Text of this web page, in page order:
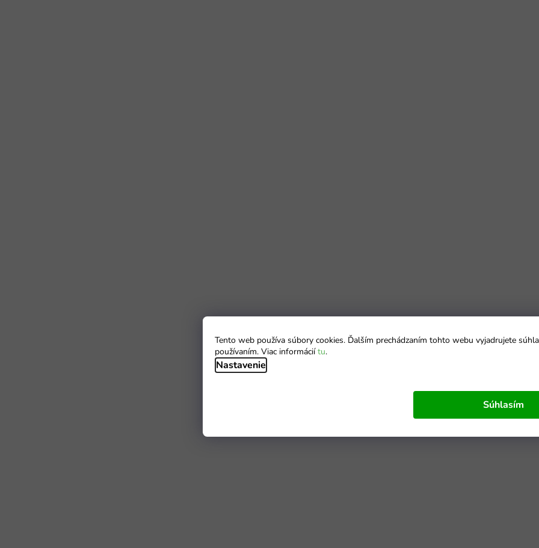
Tento web používa súbory cookies. Ďalším prechádzaním tohto webu vyjadrujete
používaním. Viac informáciítu.
Nastavenie
Súhlasím